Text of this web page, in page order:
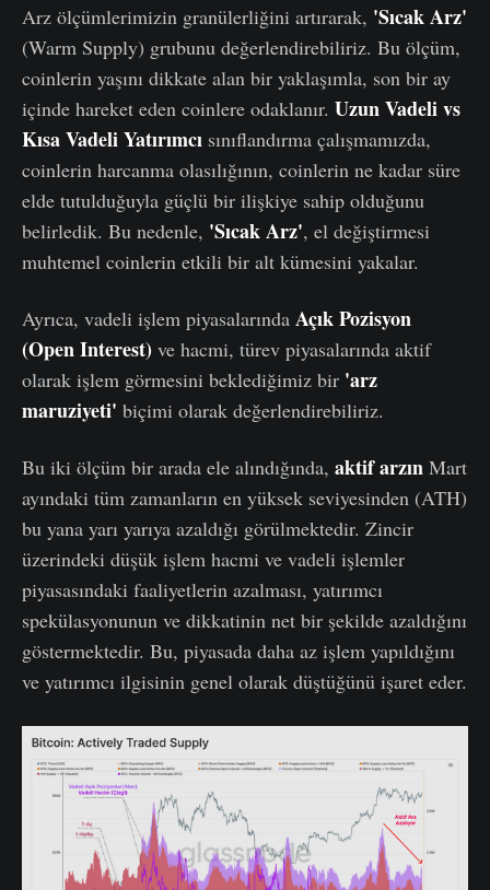
Arz ölçümlerimizin granülerliğini artırarak, 'Sıcak Arz'
(Warm Supply) grubunu değerlendirebiliriz. Bu ölçüm,
coinlerin yaşını dikkate alan bir yaklaşımla, son bir ay
içinde hareket eden coinlere odaklanır. Uzun Vadeli vs
Kısa Vadeli Yatırımcı sınıflandırma çalışmamızda,
coinlerin harcanma olasılığının, coinlerin ne kadar süre
elde tutulduğuyla güçlü bir ilişkiye sahip olduğunu
belirledik. Bu nedenle, 'Sıcak Arz', el değiştirmesi
muhtemel coinlerin etkili bir alt kümesini yakalar.
Ayrıca, vadeli işlem piyasalarında Açık Pozisyon
(Open Interest) ve hacmi, türev piyasalarında aktif
olarak işlem görmesini beklediğimiz bir 'arz
maruziyeti' biçimi olarak değerlendirebiliriz.
Bu iki ölçüm bir arada ele alındığında, aktif arzın Mart
ayındaki tüm zamanların en yüksek seviyesinden (ATH)
bu yana yarı yarıya azaldığı görülmektedir. Zincir
üzerindeki düşük işlem hacmi ve vadeli işlemler
piyasasındaki faaliyetlerin azalması, yatırımcı
spekülasyonunun ve dikkatinin net bir şekilde azaldığını
göstermektedir. Bu, piyasada daha az işlem yapıldığını
ve yatırımcı ilgisinin genel olarak düştüğünü işaret eder.